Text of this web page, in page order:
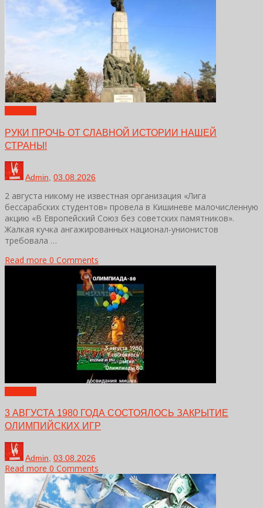
РУКИ ПРОЧЬ ОТ СЛАВНОЙ ИСТОРИИ НАШЕЙ
СТРАНЫ!
Admin 03.08.2026
2 августа никому не известная организация «Лига
бессарабских студентов» провела в Кишиневе малочисленную
акцию «В Европейский Союз без советских памятников».
Жалкая кучка ангажированных национал-унионистов
требовала …
Read more 0 Comments
3 АВГУСТА 1980 ГОДА СОСТОЯЛОСЬ ЗАКРЫТИЕ
ОЛИМПИЙСКИХ ИГР
Admin 03.08.2026
Read more 0 Comments